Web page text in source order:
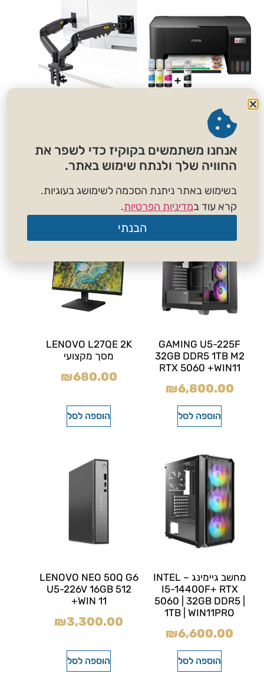
EPSON ECOTANK
L3250
₪699.00
₪290.00
GAMING U5-225F
32GB DDR5 1TB M2
RTX 5060 +WIN11
₪6,800.00
הוספה לסל
LENOVO L27QE 2K
מסך מקצועי
₪680.00
הוספה לסל
מחשב גיימינג – INTEL
I5-14400F+ RTX
5060 | 32GB DDR5 |
1TB | WIN11PRO
₪6,600.00
הוספה לסל
LENOVO NEO 50Q G6
U5-226V 16GB 512
+WIN 11
₪3,300.00
הוספה לסל
אנחנו משתמשים בקוקיז כדי לשפר את
החוויה שלך ולנתח שימוש באתר.
בשימוש באתר ניתנת הסכמה לשימושג בעוגיות.
קרא עוד במדיניות הפרטיות.
הבנתי